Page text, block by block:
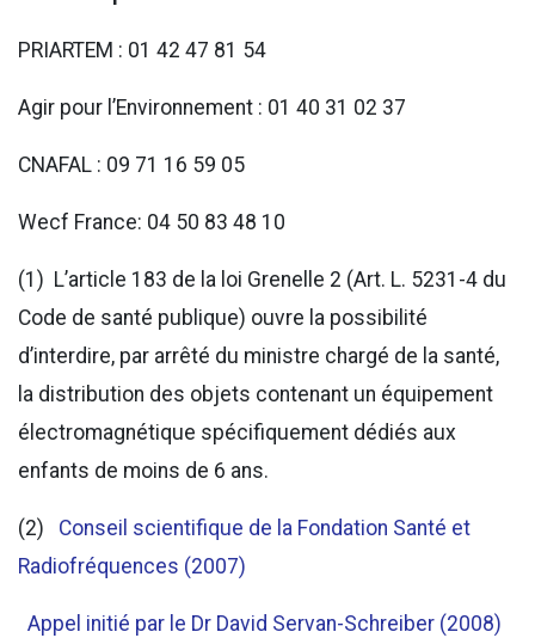
PRIARTEM : 01 42 47 81 54
Agir pour l’Environnement : 01 40 31 02 37
CNAFAL : 09 71 16 59 05
Wecf France: 04 50 83 48 10
(1) L’article 183 de la loi Grenelle 2 (Art. L. 5231-4 du
Code de santé publique) ouvre la possibilité
d’interdire, par arrêté du ministre chargé de la santé,
la distribution des objets contenant un équipement
électromagnétique spécifiquement dédiés aux
enfants de moins de 6 ans.
(2)
Conseil scientifique de la Fondation Santé et
Radiofréquences (2007)
Appel initié par le Dr David Servan-Schreiber (2008)